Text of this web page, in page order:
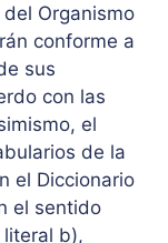
Organismo
conforme a
sus
con las
el
de la
el Diccionario
el sentido
literal b),